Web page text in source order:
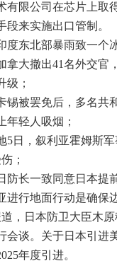
有限公司在芯片上取
段来实施出口管制。
度东北部暴雨致一个
拿大撤出41名外交官
级；
锡被罢免后，多名共
年轻人吸烟；
5日，叙利亚霍姆斯
；
防长一致同意日本提
进行地面行动是确保
，日本防卫大臣木
会谈。关于日本引进
年度引进。